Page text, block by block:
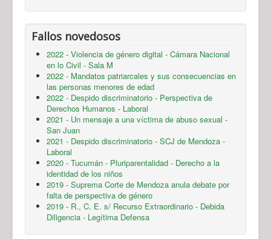
Fallos novedosos
2022 - Violencia de género digital - Cámara Nacional
en lo Civil - Sala M
2022 - Mandatos patriarcales y sus consecuencias en
las personas menores de edad
2022 - Despido discriminatorio - Perspectiva de
Derechos Humanos - Laboral
2021 - Un mensaje a una víctima de abuso sexual -
San Juan
2021 - Despido discriminatorio - SCJ de Mendoza -
Laboral
2020 - Tucumán - Pluriparentalidad - Derecho a la
identidad de los niños
2019 - Suprema Corte de Mendoza anula debate por
falta de perspectiva de género
2019 - R., C. E. s/ Recurso Extraordinario - Debida
Diligencia - Legítima Defensa